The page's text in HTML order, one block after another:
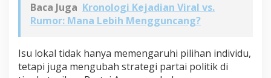
Baca Juga Kronologi Kejadian Viral vs.
Rumor: Mana Lebih Mengguncang?
Isu lokal tidak hanya memengaruhi pilihan individu,
tetapi juga mengubah strategi partai politik di